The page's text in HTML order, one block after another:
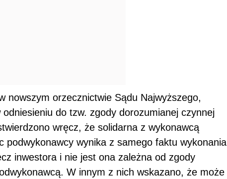
nowszym orzecznictwie Sądu Najwyższego,
do tzw. zgody dorozumianej czynnej
wręcz, że solidarna z wykonawcą
podwykonawcy wynika z samego faktu wykonania
inwestora i nie jest ona zależna od zgody
W innym z nich wskazano, że może